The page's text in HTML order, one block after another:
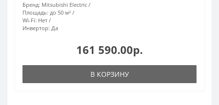
Бренд: Mitsubishi Electric
Площадь: до 50 м²
Wi-Fi: Нет
Инвертор: Да
161 590.00р.
В КОРЗИНУ